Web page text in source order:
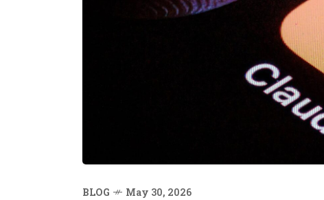
BLOG May 30, 2026